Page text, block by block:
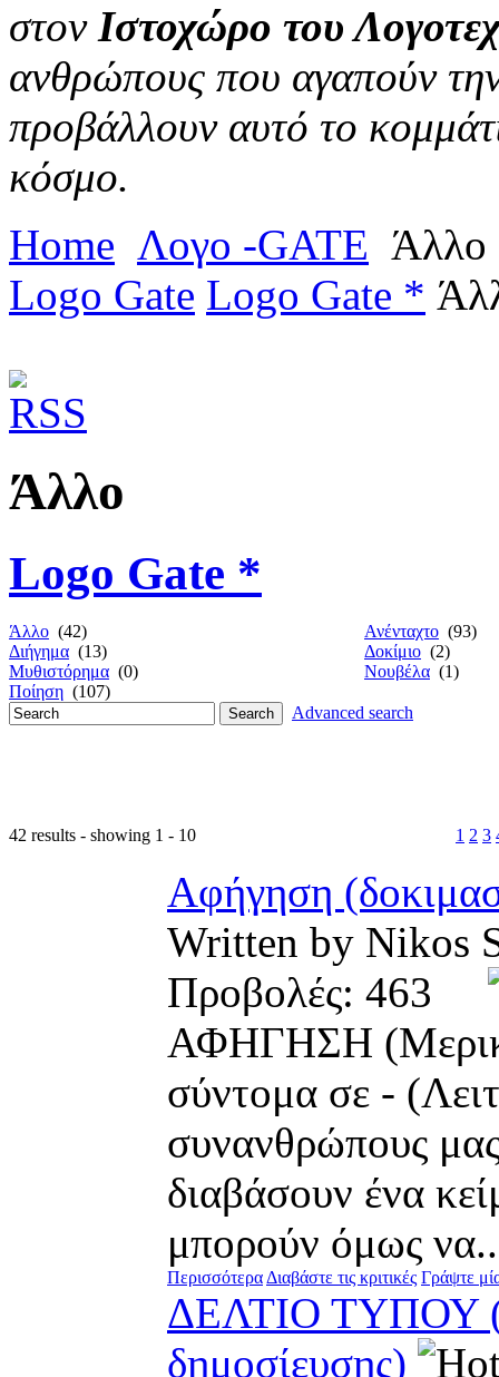
στον Ιστοχώρο του
ανθρώπους που αγαπούν
προβάλλουν αυτό το
κόσμο.
Home Λογο -GATE Άλλο
Logo Gate Logo Gate *
Άλλο
Logo Gate *
Άλλο (42) Ανένταχτο (93)
Διήγημα (13) Δοκίμιο (2)
Μυθιστόρημα (0) Νουβέλα (1)
Ποίηση (107)
Advanced search
42 results - showing 1 - 10 1 2 3
Αφήγηση
Written by
Προβολές: 463
ΑΦΗΓΗΣΗ
σύντομα σε -
συνανθρώπους
διαβάσουν ένα
μπορούν όμως
ΠερισσότεραΔιαβάστε τις κριτικές Γράψτε
ΔΕΛΤΙΟ ΤΥΠΟΥ
δημοσίευσης)